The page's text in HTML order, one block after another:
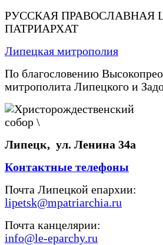
РУССКАЯ ПРАВОСЛАВНАЯ
ПАТРИАРХАТ
Липецкая митрополия
По благословению
митрополита Липецкого и
Липецк, ул. Ленина 34а
Контактные телефоны
Почта Липецкой епархии:
lipetsk@mpatriarchia.ru
Почта канцелярии:
info@le-eparchy.ru